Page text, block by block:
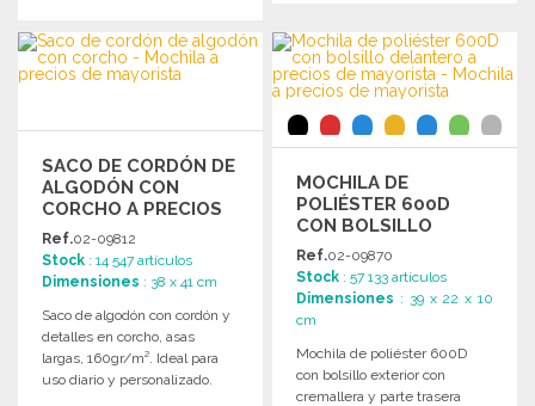
PEDIR
Solicitar un presupuesto
Solicitar un presupuesto
SACO DE CORDÓN DE
ALGODÓN CON
CORCHO A PRECIOS
DE MAYORISTA
Ref.02-09812
Stock : 14 547 artículos
Dimensiones : 38 x 41 cm
Saco de algodón con cordón y
detalles en corcho, asas
largas, 160gr/m². Ideal para
uso diario y personalizado.
MOCHILA DE
POLIÉSTER 600D
CON BOLSILLO
DELANTERO
Ref.02-09870
Stock : 57 133 artículos
Dimensiones : 39 x 22 x 10
cm
Mochila de poliéster 600D
con bolsillo exterior con
cremallera y parte trasera